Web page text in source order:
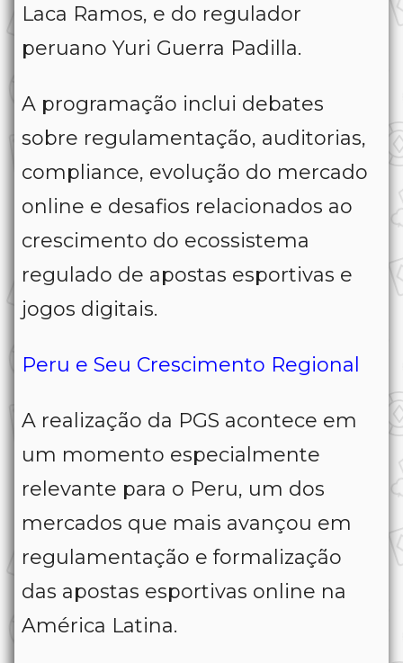
Laca Ramos, e do regulador
peruano Yuri Guerra Padilla.
A programação inclui debates
sobre regulamentação, auditorias,
compliance, evolução do mercado
online e desafios relacionados ao
crescimento do ecossistema
regulado de apostas esportivas e
jogos digitais.
Peru e Seu Crescimento Regional
A realização da PGS acontece em
um momento especialmente
relevante para o Peru, um dos
mercados que mais avançou em
regulamentação e formalização
das apostas esportivas online na
América Latina.